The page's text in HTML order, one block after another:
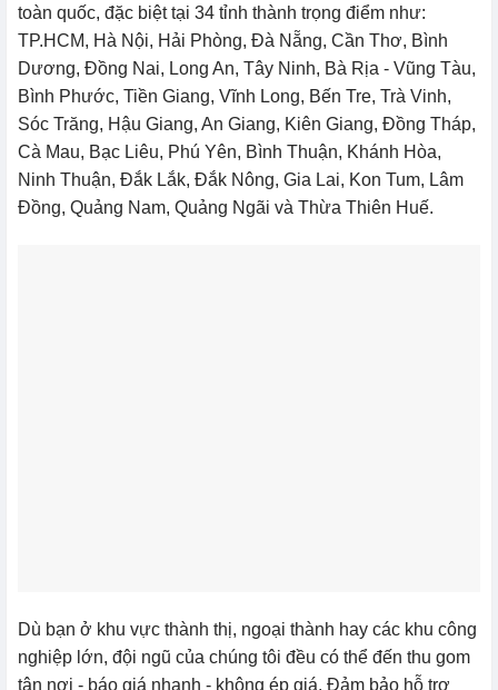
toàn quốc, đặc biệt tại 34 tỉnh thành trọng điểm như:
TP.HCM, Hà Nội, Hải Phòng, Đà Nẵng, Cần Thơ, Bình
Dương, Đồng Nai, Long An, Tây Ninh, Bà Rịa - Vũng Tàu,
Bình Phước, Tiền Giang, Vĩnh Long, Bến Tre, Trà Vinh,
Sóc Trăng, Hậu Giang, An Giang, Kiên Giang, Đồng Tháp,
Cà Mau, Bạc Liêu, Phú Yên, Bình Thuận, Khánh Hòa,
Ninh Thuận, Đắk Lắk, Đắk Nông, Gia Lai, Kon Tum, Lâm
Đồng, Quảng Nam, Quảng Ngãi và Thừa Thiên Huế.
Dù bạn ở khu vực thành thị, ngoại thành hay các khu công
nghiệp lớn, đội ngũ của chúng tôi đều có thể đến thu gom
tận nơi - báo giá nhanh - không ép giá. Đảm bảo hỗ trợ